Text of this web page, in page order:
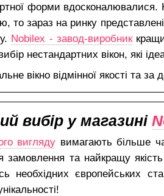
форми
то зараз на ринку
Nobilex - завод-виробник
нестандартних вікон, які
вікно відмінної якості та за
вибір у магазині
вигляду вимагають більше
та найкращу
необхідних європейських